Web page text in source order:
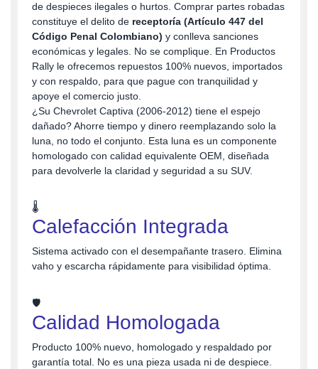
de despieces ilegales o hurtos. Comprar partes robadas
constituye el delito de receptoría (Artículo 447 del
Código Penal Colombiano) y conlleva sanciones
económicas y legales. No se complique. En Productos
Rally le ofrecemos repuestos 100% nuevos, importados
y con respaldo, para que pague con tranquilidad y
apoye el comercio justo.
¿Su Chevrolet Captiva (2006-2012) tiene el espejo
dañado? Ahorre tiempo y dinero reemplazando solo la
luna, no todo el conjunto. Esta luna es un componente
homologado con calidad equivalente OEM, diseñada
para devolverle la claridad y seguridad a su SUV.
🌡️
Calefacción Integrada
Sistema activado con el desempañante trasero. Elimina
vaho y escarcha rápidamente para visibilidad óptima.
🛡️
Calidad Homologada
Producto 100% nuevo, homologado y respaldado por
garantía total. No es una pieza usada ni de despiece.